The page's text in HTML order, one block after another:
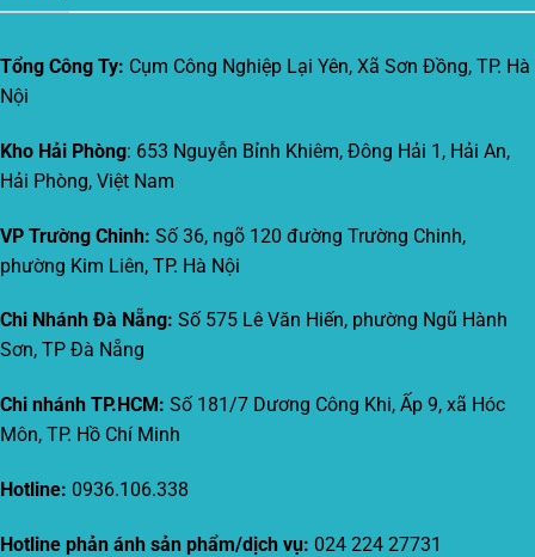
Tổng Công Ty: Cụm Công Nghiệp Lại Yên, Xã Sơn Đồng, TP. Hà
Nội
Kho Hải Phòng: 653 Nguyễn Bỉnh Khiêm, Đông Hải 1, Hải An,
Hải Phòng, Việt Nam
VP Trường Chinh: Số 36, ngõ 120 đường Trường Chinh,
phường Kim Liên, TP. Hà Nội
Chi Nhánh Đà Nẵng: Số 575 Lê Văn Hiến, phường Ngũ Hành
Sơn, TP Đà Nẵng
Chi nhánh TP.HCM: Số 181/7 Dương Công Khi, Ấp 9, xã Hóc
Môn, TP. Hồ Chí Minh
Hotline: 0936.106.338
Hotline phản ánh sản phẩm/dịch vụ: 024 224 27731